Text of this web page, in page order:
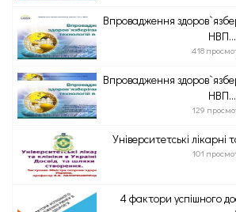
Впровадження
НВП...
418
Впровадження
НВП...
129
Університетські лікарні
101
4 фактори успішного